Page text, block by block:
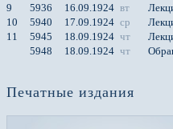
9
5936 16.09.1924 вт
10
5940 17.09.1924 ср
11
5945 18.09.1924 чт
5948
18.09.1924 чт
Печатные издания